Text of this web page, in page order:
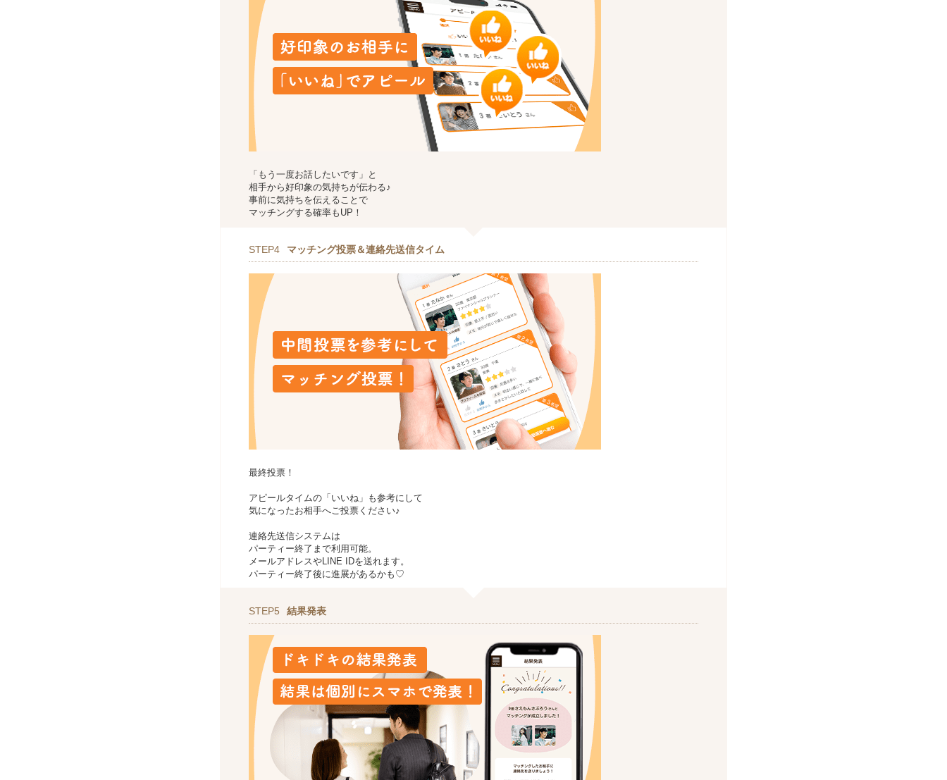
「もう一度お話したいです」と
相手から好印象の気持ちが伝わる♪
事前に気持ちを伝えることで
マッチングする確率もUP！
STEP4 マッチング投票＆連絡先送信タイム
最終投票！
アピールタイムの「いいね」も参考にして
気になったお相手へご投票ください♪
連絡先送信システムは
パーティー終了まで利用可能。
メールアドレスやLINE IDを送れます。
パーティー終了後に進展があるかも♡
STEP5 結果発表